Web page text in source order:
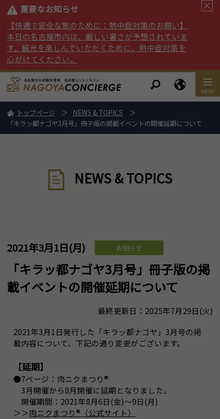
重要なお知らせ
【快適で安全な旅のために：熱中症対策のお願い】
本日の名古屋市内は、厳しい暑さが予想されていま
す。観光を楽しんでいただくために、熱中症対策を
心がけてください。
トップページ
NEWS & TOPICS
「キラッ都ナゴヤ3月号」冊子版の掲載イベントの開催延期について
NEWS & TOPICS
2021年3月1日(月) お知らせ
「キラッ都ナゴヤ3月号」冊子版の掲
載イベントの開催延期について
最終更新日：2025年7月29日(火)
2021年3月1日発行した「キラッ都ナゴヤ」3月号の掲
載内容について、下記の通り変更がございます。
【延期】
●7ページ：肉ニクまつり®
3月開催から8月開催に延期となりました。
開催期間：2021年8月6日(金)～9日(月)
＞＞肉ニクまつり®（公式サイト）